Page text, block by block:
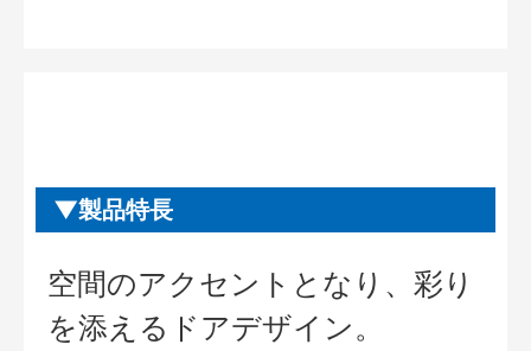
製品特長
空間のアクセントとなり、彩り
を添えるドアデザイン。